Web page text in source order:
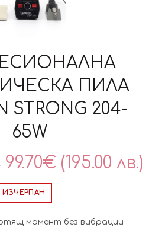
ПИЛА
STRONG 204-
65W
Original
price
99.70€ (195.00 лв.)
ИЗЧЕРПАН
момент без вибрации